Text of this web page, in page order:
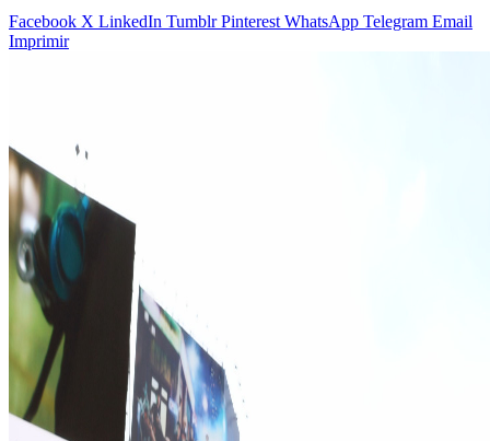
Facebook X LinkedIn Tumblr Pinterest WhatsApp Telegram Email
Imprimir